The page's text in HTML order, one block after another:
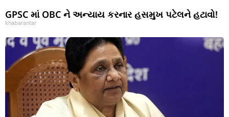
GPSC માં OBC ને અન્યાય કરનાર હસમુખ પટેલને હટાવો!
khabarantar